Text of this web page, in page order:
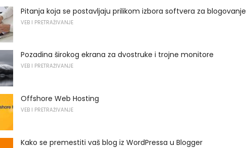
Pitanja koja se postavljaju prilikom izbora softvera za blogovanje
VEB I PRETRAŽIVANJE
Pozadina širokog ekrana za dvostruke i trojne monitore
VEB I PRETRAŽIVANJE
Offshore Web Hosting
VEB I PRETRAŽIVANJE
Kako se premestiti vaš blog iz WordPressa u Blogger